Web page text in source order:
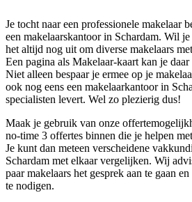
Je tocht naar een professionele makelaar
een makelaarskantoor in Schardam. Wil
het altijd nog uit om diverse makelaars
Een pagina als Makelaar-kaart kan je
Niet alleen bespaar je ermee op je
ook nog eens een makelaarkantoor in
specialisten levert. Wel zo plezierig dus!
Maak je gebruik van onze
no-time 3 offertes binnen die je helpen
Je kunt dan meteen verscheidene
Schardam met elkaar vergelijken. Wij
paar makelaars het gesprek aan te gaan
te nodigen.